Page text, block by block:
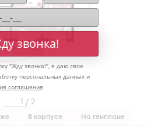
1 / 2
В корпусе На генплане
звонка!
"Жду звонка!", я даю свое
персональных данных и
соглашения